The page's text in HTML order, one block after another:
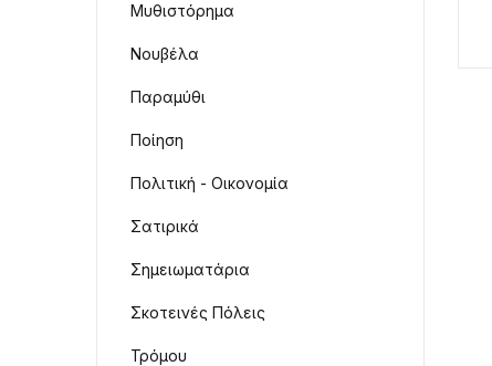
Μυθιστόρημα
Νουβέλα
Παραμύθι
Ποίηση
Πολιτική - Οικονομία
Σατιρικά
Σημειωματάρια
Σκοτεινές Πόλεις
Τρόμου